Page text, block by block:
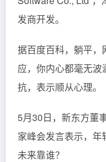
发商开发。
据百度百科，躺平，
应，你内心都毫无波
抗，表示顺从心理。
5月30日，新东方董
家峰会发言表示，
未来靠谁？